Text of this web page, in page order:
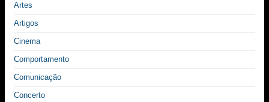
Artes
Artigos
Cinema
Comportamento
Comunicação
Concerto